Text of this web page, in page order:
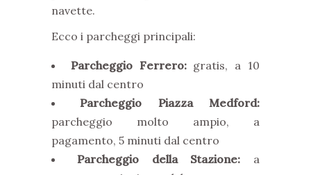
navette.
Ecco i parcheggi principali:
Parcheggio Ferrero:gratis, a 10
minuti dal centro
Parcheggio Piazza Medford:
parcheggio molto ampio, a
pagamento, 5 minuti dal centro
Parcheggio della Stazione: a